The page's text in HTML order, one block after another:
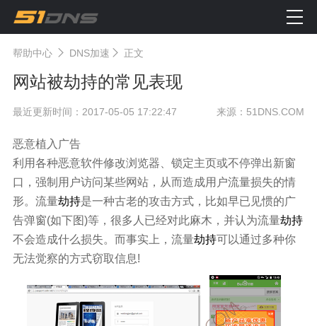
帮助中心 DNS加速 正文
网站被劫持的常见表现
最近更新时间：2017-05-05 17:22:47 来源：51DNS.COM
恶意植入广告
利用各种恶意软件修改浏览器、锁定主页或不停弹出新窗
口，强制用户访问某些网站，从而造成用户流量损失的情
形。流量劫持是一种古老的攻击方式，比如早已见惯的广
告弹窗(如下图)等，很多人已经对此麻木，并认为流量劫持
不会造成什么损失。而事实上，流量劫持可以通过多种你
无法觉察的方式窃取信息!